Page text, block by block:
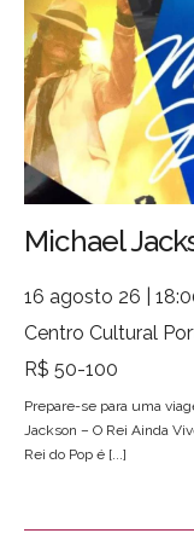
Michael
16 agosto 26 |
Centro Cultural
R$ 50-100
Prepare-se para uma
Jackson – O Rei Ainda
Rei do Pop é [...]